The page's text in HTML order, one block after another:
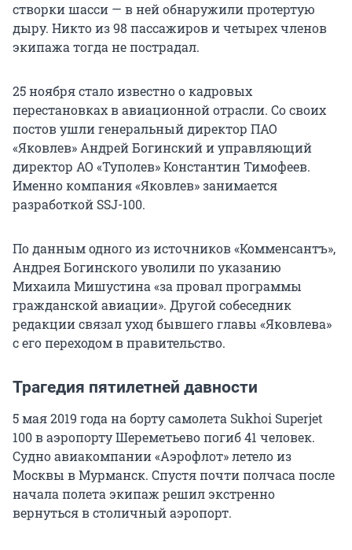
створки шасси — в ней обнаружили протертую
дыру. Никто из 98 пассажиров и четырех членов
экипажа тогда не пострадал.
25 ноября стало известно о кадровых
перестановках в авиационной отрасли. Со своих
постов ушли генеральный директор ПАО
«Яковлев» Андрей Богинский и управляющий
директор АО «Туполев» Константин Тимофеев.
Именно компания «Яковлев» занимается
разработкой SSJ-100.
По данным одного из источников «Комменсантъ»,
Андрея Богинского уволили по указанию
Михаила Мишустина «за провал программы
гражданской авиации». Другой собеседник
редакции связал уход бывшего главы «Яковлева»
с его переходом в правительство.
Трагедия пятилетней давности
5 мая 2019 года на борту самолета Sukhoi Superjet
100 в аэропорту Шереметьево погиб 41 человек.
Судно авиакомпании «Аэрофлот» летело из
Москвы в Мурманск. Спустя почти полчаса после
начала полета экипаж решил экстренно
вернуться в столичный аэропорт.